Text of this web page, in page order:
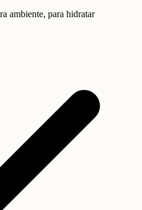
ambiente, para hidratar